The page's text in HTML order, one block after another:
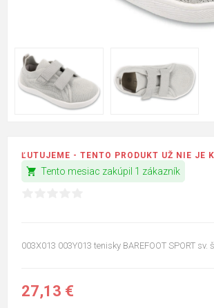
ĽUTUJEME - TENTO PRODUKT UŽ NIE JE
shopping_cart Tento mesiac zakúpil 1 zákazník
003X013 003Y013 tenisky BAREFOOT SPORT sv.
27,13 €